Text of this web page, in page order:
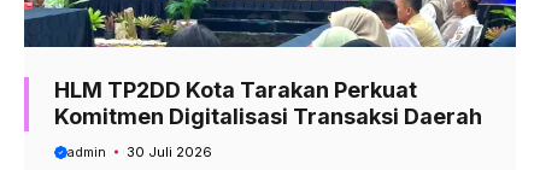
HLM TP2DD Kota Tarakan Perkuat
Komitmen Digitalisasi Transaksi Daerah
admin 30 Juli 2026